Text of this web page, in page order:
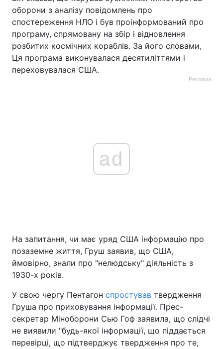
оборони з аналізу повідомлень про
спостереження НЛО і був проінформований про
програму, спрямовану на збір і відновлення
розбитих космічних кораблів. За його словами,
Ця програма виконувалася десятиліттями і
переховувалася США.
Реклама
ad
На запитання, чи має уряд США інформацію про
позаземне життя, Груш заявив, що США,
ймовірно, знали про "нелюдську" діяльність з
1930-х років.
У свою чергу Пентагон спростував твердження
Груша про приховування інформації. Прес-
секретар Міноборони Сью Гоф заявила, що слідчі
не виявили "будь-якої інформації, що піддається
перевірці, що підтверджує твердження про те,